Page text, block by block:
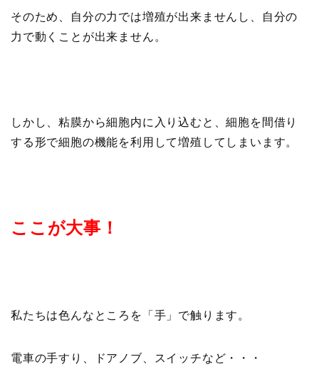
そのため、自分の力では増殖が出来ませんし、自分の
力で動くことが出来ません。
しかし、粘膜から細胞内に入り込むと、細胞を間借り
する形で細胞の機能を利用して増殖してしまいます。
ここが大事！
私たちは色んなところを「手」で触ります。
電車の手すり、ドアノブ、スイッチなど・・・